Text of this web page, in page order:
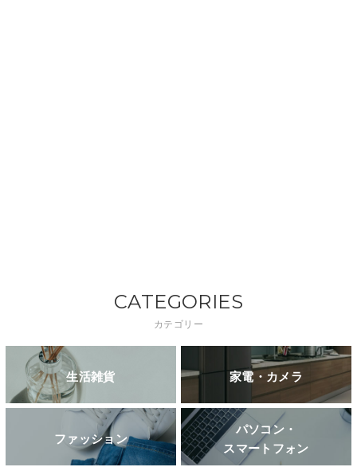
CATEGORIES
カテゴリー
生活雑貨 家電・カメラ
ファッション
パソコン・
スマートフォン